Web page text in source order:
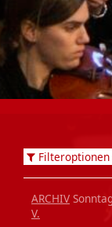
ARCHIV
V.